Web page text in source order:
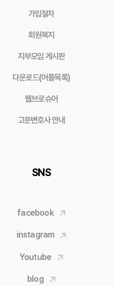
가입절차
회원복지
지부모임 게시판
다운로드(어플목록)
웹브로슈어
고문변호사 안내
SNS
facebook
instagram
Youtube
blog